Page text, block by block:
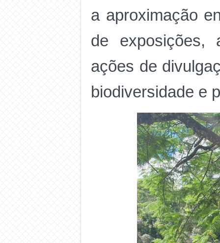
a aproximação
de exposições,
ações de
biodiversidade e